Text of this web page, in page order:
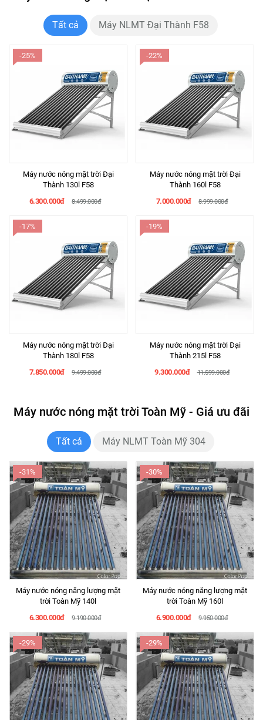
Tất cả Máy NLMT Đại Thành F58
-25%
Máy nước nóng mặt trời Đại
Thành 130l F58
6.300.000đ
8.499.000đ
-22%
Máy nước nóng mặt trời Đại
Thành 160l F58
7.000.000đ
8.999.000đ
-17%
Máy nước nóng mặt trời Đại
Thành 180l F58
7.850.000đ
9.499.000đ
-19%
Máy nước nóng mặt trời Đại
Thành 215l F58
9.300.000đ
11.599.000đ
Máy nước nóng mặt trời Toàn Mỹ - Giá ưu đãi
Tất cả Máy NLMT Toàn Mỹ 304
-31%
Máy nước nóng năng lượng mặt
trời Toàn Mỹ 140l
6.300.000đ
9.190.000đ
-30%
Máy nước nóng năng lượng mặt
trời Toàn Mỹ 160l
6.900.000đ
9.950.000đ
-29% -29%